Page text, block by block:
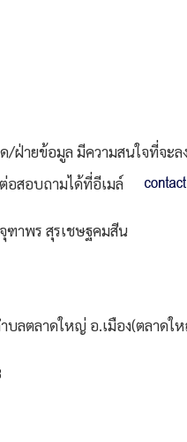
/ฝ่ายข้อมูล มีความสนใจที่จ
อสอบถามได้ที่อีเมล์
ฑาพร สุรเชษฐคมสีน
ลตลาดใหญ่ อ.เมือง(ตลาดใ